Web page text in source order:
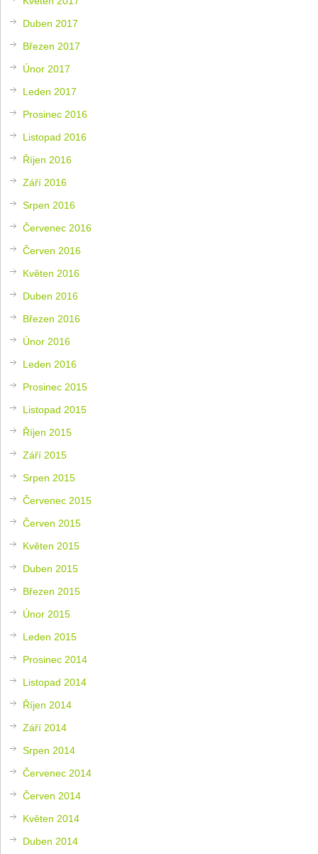
Duben 2017
Březen 2017
Únor 2017
Leden 2017
Prosinec 2016
Listopad 2016
Říjen 2016
Září 2016
Srpen 2016
Červenec 2016
Červen 2016
Květen 2016
Duben 2016
Březen 2016
Únor 2016
Leden 2016
Prosinec 2015
Listopad 2015
Říjen 2015
Září 2015
Srpen 2015
Červenec 2015
Červen 2015
Květen 2015
Duben 2015
Březen 2015
Únor 2015
Leden 2015
Prosinec 2014
Listopad 2014
Říjen 2014
Září 2014
Srpen 2014
Červenec 2014
Červen 2014
Květen 2014
Duben 2014